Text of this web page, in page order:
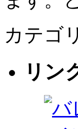
カテゴ
リン